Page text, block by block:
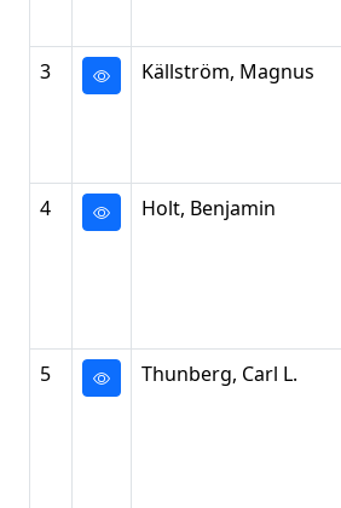
3
Källström, Magnus
4
Holt, Benjamin
5
Thunberg, Carl L.